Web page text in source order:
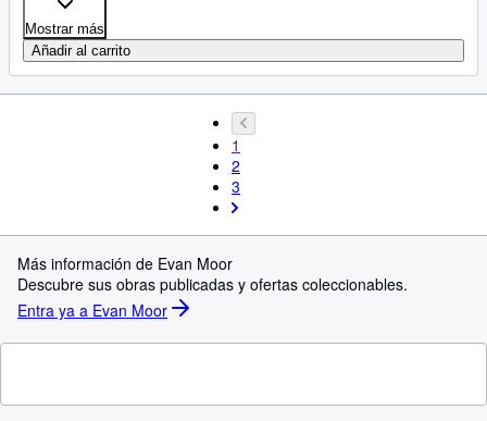
Mostrar más
Añadir al carrito
1
2
3
Más información de Evan Moor
Descubre sus obras publicadas y ofertas coleccionables.
Entra ya a Evan Moor